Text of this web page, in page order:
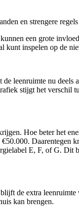
en strengere
een grote
kunt inspelen op de
leenruimte nu
stijgt het verschil
Hoe beter het
E, F, of G.
de extra
kan brengen.